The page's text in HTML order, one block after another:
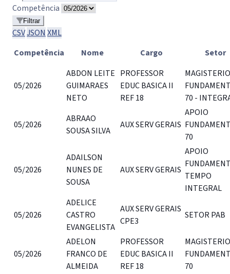
Competência
Filtrar
CSVJSON XML
Competência
Nome Cargo Setor
05/2026
ABDON LEITE
GUIMARAES
NETO
PROFESSOR
EDUC BASICA II
REF 18
MAGISTERIO
70 -
05/2026
ABRAAO
SOUSA SILVA
AUX SERV GERAIS
APOIO
70
05/2026
ADAILSON
NUNES DE
SOUSA
AUX SERV GERAIS
APOIO
TEMPO
INTEGRAL
05/2026
ADELICE
CASTRO
EVANGELISTA
AUX SERV GERAIS
CPE3
SETOR PAB
05/2026
ADELON
FRANCO DE
ALMEIDA
PROFESSOR
EDUC BASICA II
REF 18
MAGISTERIO
70